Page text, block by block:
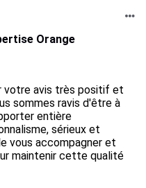
Orange
votre avis très positif et
sommes ravis d'être à
entière
sérieux et
vous accompagner et
maintenir cette qualité